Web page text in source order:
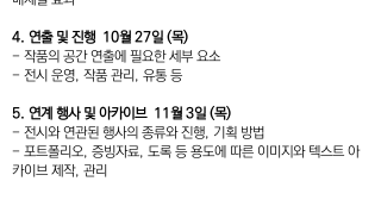
4. 연출 및 진행 10월 27일 (목)
- 작품의 공간 연출에 필요한 세부 요소
- 전시 운영, 작품 관리, 유통 등
5. 연계 행사 및 아카이브 11월 3일 (목)
- 전시와 연관된 행사의 종류와 진행, 기획 방법
- 포트폴리오, 증빙자료, 도록 등 용도에 따른 이미지와 텍스트 아
카이브 제작, 관리